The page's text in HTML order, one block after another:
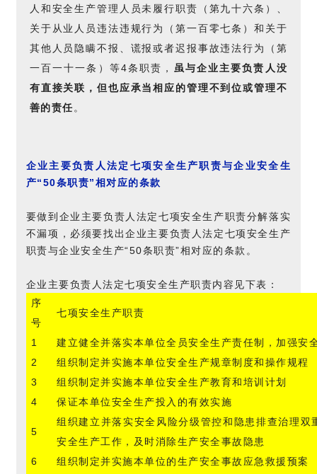
人和安全生产管理人员未履行职责（第九十六条）、
关于从业人员违法违规行为（第一百零七条）和关于
其他人员隐瞒不报、谎报或者迟报事故违法行为（第
一百一十一条）等4条职责， 虽与企业主要负责人没
有直接关联，但也应承当相应的管理不到位或管理不
善的责任 。
企业主要负责人法定七项安全生产职责与企业安全生
产“50条职责”相对应的条款
要做到企业主要负责人法定七项安全生产职责分解落实
不漏项，必须要找出企业主要负责人法定七项安全生产
职责与企业安全生产“50条职责”相对应的条款。
企业主要负责人法定七项安全生产职责内容见下表：
序
号
七项安全生产职责
1
建立健全并落实本单位全员安全生产责任制，加强安
2
组织制定并实施本单位安全生产规章制度和操作规程
3
组织制定并实施本单位安全生产教育和培训计划
4
保证本单位安全生产投入的有效实施
5
组织建立并落实安全风险分级管控和隐患排查治理
安全生产工作，及时消除生产安全事故隐患
6
组织制定并实施本单位的生产安全事故应急救援预案